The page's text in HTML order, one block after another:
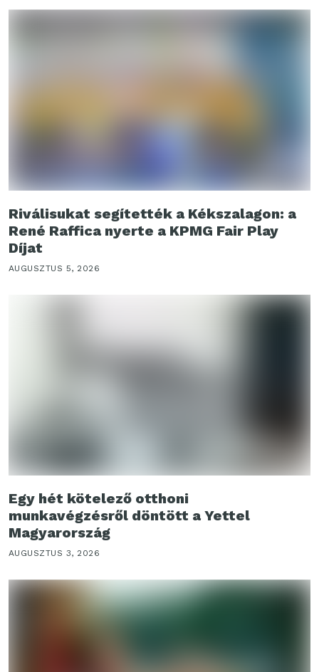
Riválisukat segítették a Kékszalagon: a
René Raffica nyerte a KPMG Fair Play
Díjat
AUGUSZTUS 5, 2026
Egy hét kötelező otthoni
munkavégzésről döntött a Yettel
Magyarország
AUGUSZTUS 3, 2026